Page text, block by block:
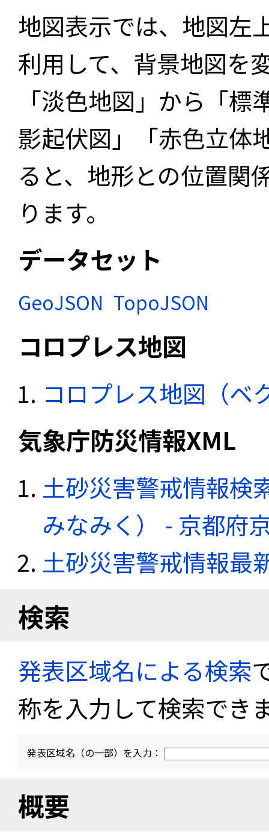
地図表示では、地図左
利用して、背景地図を
「淡色地図」から「
影起伏図」「赤色立体
ると、地形との位置関
ります。
データセット
GeoJSON TopoJSON
コロプレス地図
コロプレス地図（ベ
気象庁防災情報XML
土砂災害警戒情報検
みなみく） - 京都府
土砂災害警戒情報最
検索
発表区域名による検索
称を入力して検索でき
発表区域名（の一部）を入力：
概要